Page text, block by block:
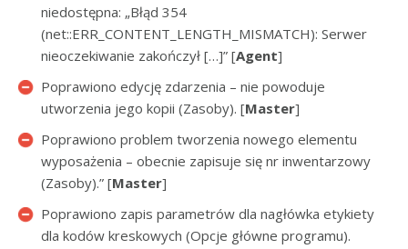
niedostępna: „Błąd 354
(net::ERR_CONTENT_LENGTH_MISMATCH): Serwer
nieoczekiwanie zakończył […]” [Agent]
Poprawiono edycję zdarzenia – nie powoduje
utworzenia jego kopii (Zasoby). [Master]
Poprawiono problem tworzenia nowego elementu
wyposażenia – obecnie zapisuje się nr inwentarzowy
(Zasoby).” [Master]
Poprawiono zapis parametrów dla nagłówka etykiety
dla kodów kreskowych (Opcje główne programu).